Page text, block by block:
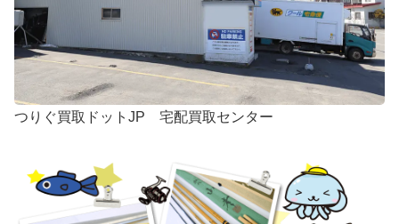
つりぐ買取ドットJP 宅配買取センター